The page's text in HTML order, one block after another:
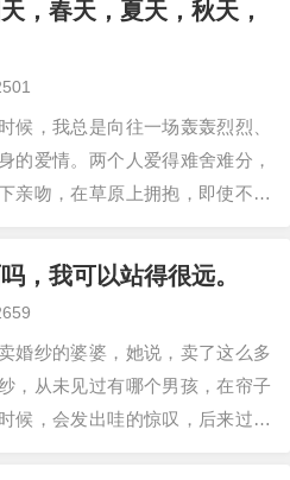
己去吃。身边人总说我独立，前任
的姑娘。我羡慕她们可以无所顾
喜欢…
，春天，夏天，秋天，
候，我总是向往一场轰轰烈烈、
的爱情。两个人爱得难舍难分，
亲吻，在草原上拥抱，即使不被
的反对也只能将这段感情衬托得
而坚定。后来我才知道，并非所
身的爱情，都是对的。爱上他的
我22岁。喜欢他笑起来像两个括
笑…
，我可以站得很远。
婚纱的婆婆，她说，卖了这么多
，从未见过有哪个男孩，在帘子
候，会发出哇的惊叹，后来过了